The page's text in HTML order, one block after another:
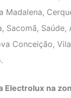
Madalena,
Sacomã, Saúde,
Conceição,
Electrolux na